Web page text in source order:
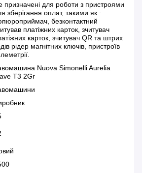
призначені для роботи з пристроями
зберігання оплат, такими як :
безконтактний
платіжних карток, зчитувач
карток, зчитувач QR та штрих
рідер магнітних ключів, пристроїв
Nuova Simonelli Aurelia
T3 2Gr